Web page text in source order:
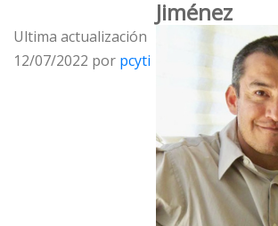
Jiménez
Ultima actualización
12/07/2022 por pcyti